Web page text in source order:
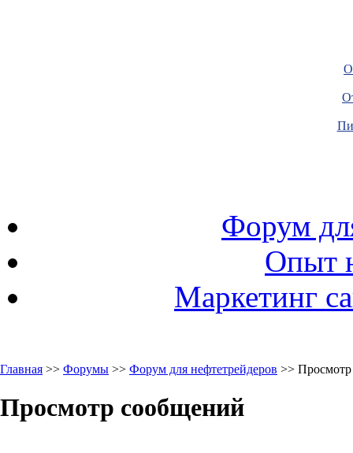
Форум
Опыт
Маркетинг
Главная >> Форумы >> Форум для нефтетрейдеров >>
Просмотр сообщений